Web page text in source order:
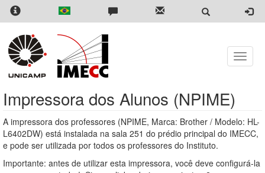
Skip
content
Toggle
Impressora dos Alunos (NPIME)
A impressora dos professores (NPIME, Marca: Brother / Modelo: HL-
L6402DW) está instalada na sala 251 do prédio principal do IMECC,
e pode ser utilizada por todos os professores do Instituto.
Importante: antes de utilizar esta impressora, você deve configurá-la